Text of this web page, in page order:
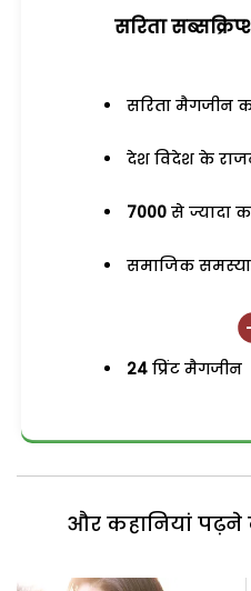
सरिता
सरिता मैगजीन
देश विदेश के
7000 से ज्यादा
समाजिक
24 प्रिंट मैगजीन
और कहानियां